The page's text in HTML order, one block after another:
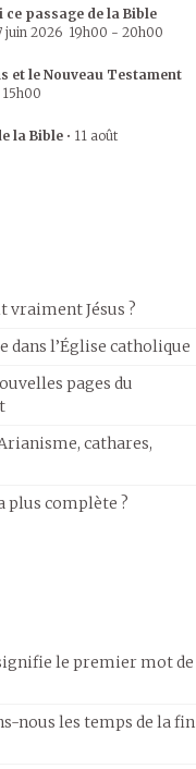
ce passage de la Bible
juin 2026 19h00 - 20h00
et le Nouveau Testament
15h00
la Bible • 11 août
vraiment Jésus ?
dans l’Église catholique
pages du
cathares,
plus complète ?
le premier mot de
nous les temps de la fin